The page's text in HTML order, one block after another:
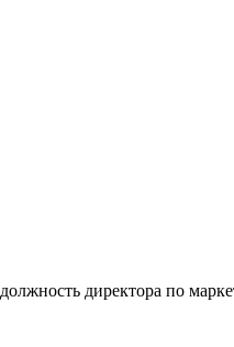
директора по